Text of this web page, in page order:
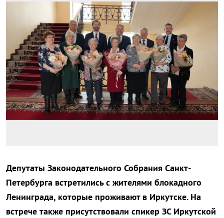
Депутаты Законодательного Собрания Санкт-
Петербурга встретились с жителями блокадного
Ленинграда, которые проживают в Иркутске. На
встрече также присутствовали спикер ЗС Иркутской